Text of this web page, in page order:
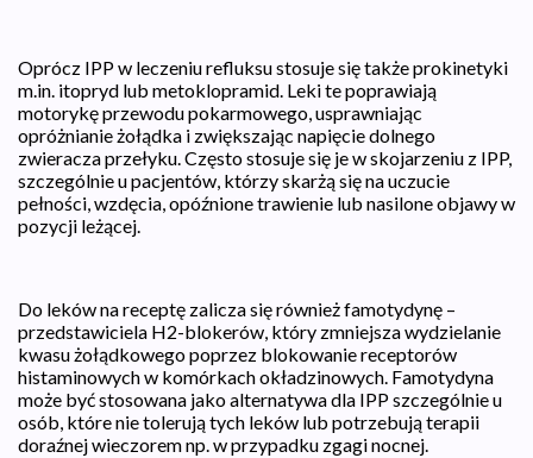
Oprócz IPP w leczeniu refluksu stosuje się także prokinetyki
m.in. itopryd lub metoklopramid. Leki te poprawiają
motorykę przewodu pokarmowego, usprawniając
opróżnianie żołądka i zwiększając napięcie dolnego
zwieracza przełyku. Często stosuje się je w skojarzeniu z IPP,
szczególnie u pacjentów, którzy skarżą się na uczucie
pełności, wzdęcia, opóźnione trawienie lub nasilone objawy w
pozycji leżącej.
Do leków na receptę zalicza się również famotydynę –
przedstawiciela H2-blokerów, który zmniejsza wydzielanie
kwasu żołądkowego poprzez blokowanie receptorów
histaminowych w komórkach okładzinowych. Famotydyna
może być stosowana jako alternatywa dla IPP szczególnie u
osób, które nie tolerują tych leków lub potrzebują terapii
doraźnej wieczorem np. w przypadku zgagi nocnej.